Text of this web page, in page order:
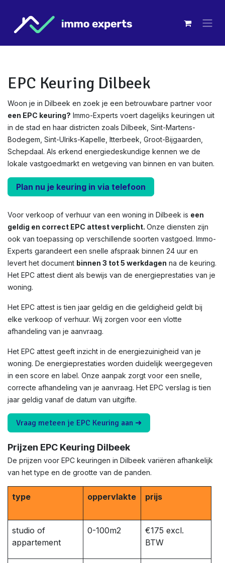
EPC Keuring Dilbeek
Woon je in Dilbeek en zoek je een betrouwbare partner voor
een EPC keuring? Immo-Experts voert dagelijks keuringen uit
in de stad en haar districten zoals Dilbeek, Sint-Martens-
Bodegem, Sint-Ulriks-Kapelle, Itterbeek, Groot-Bijgaarden,
Schepdaal. Als erkend energiedeskundige kennen we de
lokale vastgoedmarkt en wetgeving van binnen en van buiten.
Plan nu je keuring in via telefoon
Voor verkoop of verhuur van een woning in Dilbeek is een
geldig en correct EPC attest verplicht. Onze diensten zijn
ook van toepassing op verschillende soorten vastgoed. Immo-
Experts garandeert een snelle afspraak binnen 24 uur en
levert het document binnen 3 tot 5 werkdagen na de keuring.
Het EPC attest dient als bewijs van de energieprestaties van je
woning.
Het EPC attest is tien jaar geldig en die geldigheid geldt bij
elke verkoop of verhuur. Wij zorgen voor een vlotte
afhandeling van je aanvraag.
Het EPC attest geeft inzicht in de energiezuinigheid van je
woning. De energieprestaties worden duidelijk weergegeven
in een score en label. Onze aanpak zorgt voor een snelle,
correcte afhandeling van je aanvraag. Het EPC verslag is tien
jaar geldig vanaf de datum van uitgifte.
Vraag meteen je EPC Keuring aan ➜
Prijzen EPC Keuring Dilbeek
De prijzen voor EPC keuringen in Dilbeek variëren afhankelijk
van het type en de grootte van de panden.
type oppervlakte prijs
studio of
appartement
0-100m2
€175 excl.
BTW